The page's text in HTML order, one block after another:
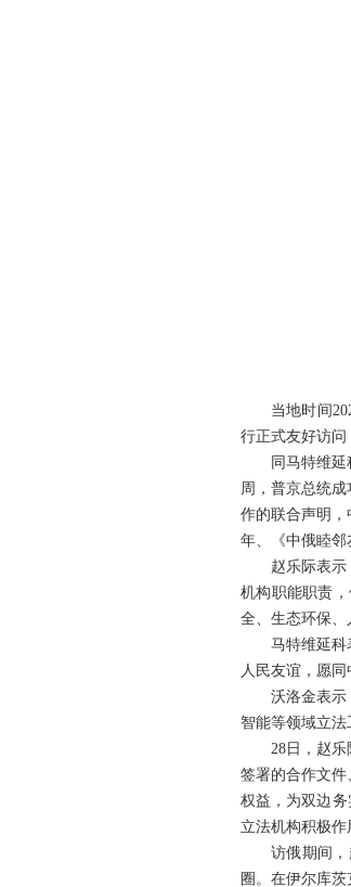
当地时间
行正式友好访问
同马特维
周，普京总统
作的联合声明
年、《中俄睦邻
赵乐际表
机构职能职责
全、生态环保、
马特维延科
人民友谊，愿
沃洛金表示
智能等领域立
28日，赵
签署的合作文
权益，为双边
立法机构积极
访俄期间
圈。在伊尔库